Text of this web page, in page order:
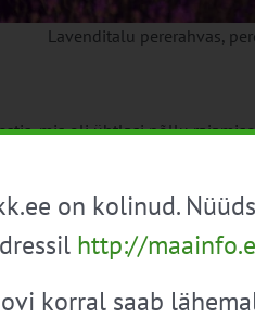
Lavenditalu pererahvas,
mis oli ühtlasi põllu
ligi hektarisel põllul
sugulaste külastamine,
hakata. Kui hakati mõtlema,
pere alaliselt veel saarel ei
esialgu välja.
on kolinud.
http://
korral saab